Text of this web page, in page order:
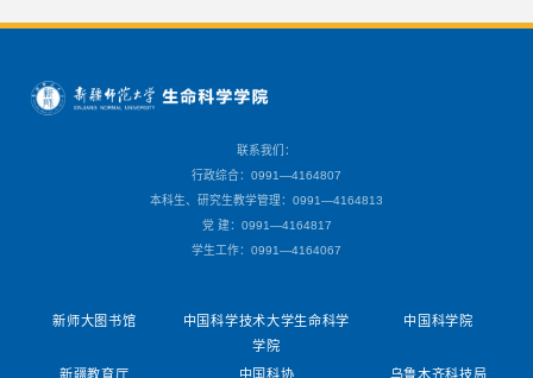
联系我们：
行政综合：0991—4164807
本科生、研究生教学管理：0991—4164813
党 建：0991—4164817
学生工作：0991—4164067
新师大图书馆
中国科学技术大学生命科学
学院
中国科学院
新疆教育厅 中国科协 乌鲁木齐科技局